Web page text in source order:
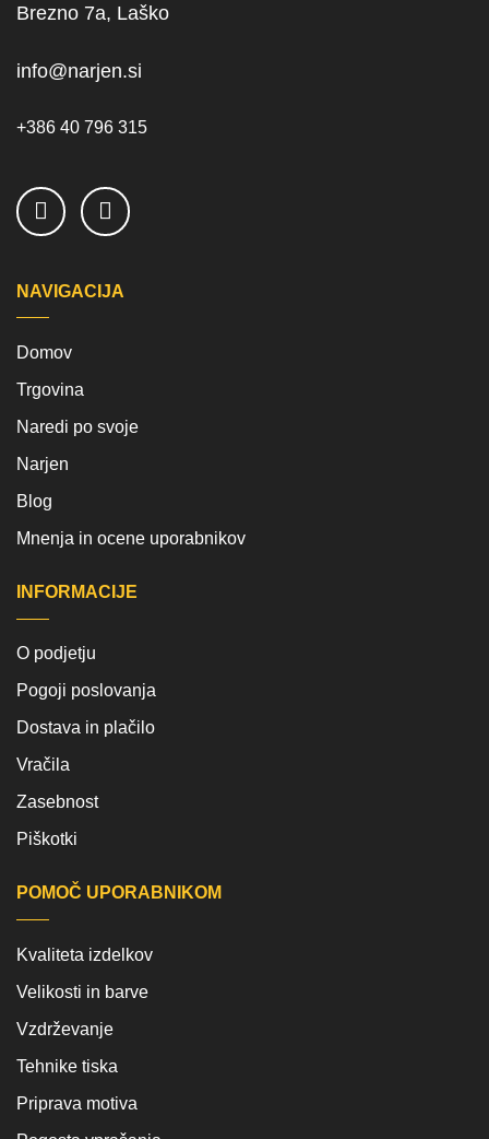
Brezno 7a, Laško
info@narjen.si
+386 40 796 315
NAVIGACIJA
Domov
Trgovina
Naredi po svoje
Narjen
Blog
Mnenja in ocene uporabnikov
INFORMACIJE
O podjetju
Pogoji poslovanja
Dostava in plačilo
Vračila
Zasebnost
Piškotki
POMOČ UPORABNIKOM
Kvaliteta izdelkov
Velikosti in barve
Vzdrževanje
Tehnike tiska
Priprava motiva